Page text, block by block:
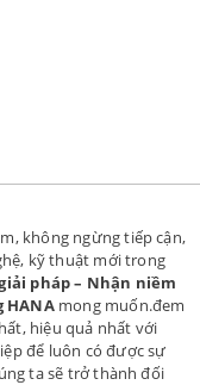
không ngừng tiếp cận,
kỹ thuật mới trong
pháp– Nhận niềm
HANAmong muốn.đem
hiệu quả nhất với
để luôn có được sự
ta sẽ trở thành đối